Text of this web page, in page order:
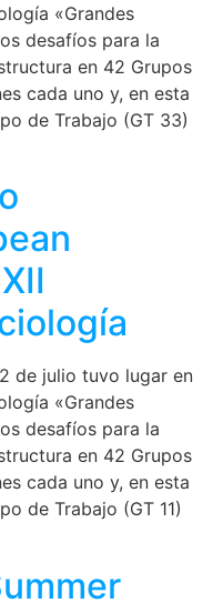
«Grandes
desafíos para la
en 42 Grupos
cada uno y, en esta
de Trabajo (GT 33)
de julio tuvo lugar en
«Grandes
desafíos para la
en 42 Grupos
cada uno y, en esta
de Trabajo (GT 11)